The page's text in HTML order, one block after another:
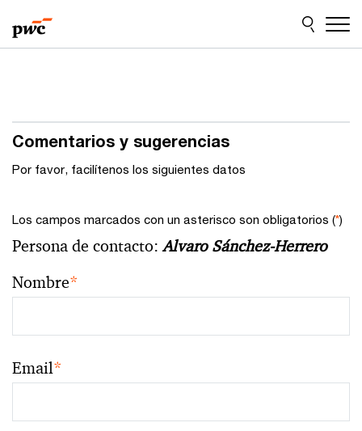
to
content
to
footer
Comentarios y sugerencias
Por favor, facilítenos los siguientes datos
Los campos marcados con un asterisco son obligatorios (*)
Persona de contacto:Alvaro Sánchez-Herrero
Nombre*
Email*